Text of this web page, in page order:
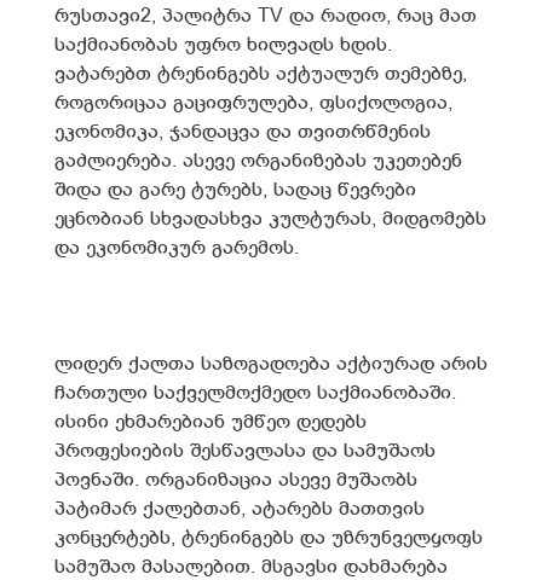
რუსთავი2, პალიტრა TV და რადიო, რაც მათ
საქმიანობას უფრო ხილვადს ხდის.
ვატარებთ ტრენინგებს აქტუალურ თემებზე,
როგორიცაა გაციფრულება, ფსიქოლოგია,
ეკონომიკა, ჯანდაცვა და თვითრწმენის
გაძლიერება. ასევე ორგანიზებას უკეთებენ
შიდა და გარე ტურებს, სადაც წევრები
ეცნობიან სხვადასხვა კულტურას, მიდგომებს
და ეკონომიკურ გარემოს.
ლიდერ ქალთა საზოგადოება აქტიურად არის
ჩართული საქველმოქმედო საქმიანობაში.
ისინი ეხმარებიან უმწეო დედებს
პროფესიების შესწავლასა და სამუშაოს
პოვნაში. ორგანიზაცია ასევე მუშაობს
პატიმარ ქალებთან, ატარებს მათთვის
კონცერტებს, ტრენინგებს და უზრუნველყოფს
სამუშაო მასალებით. მსგავსი დახმარება